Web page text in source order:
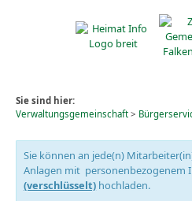
Sie sind hier:
Verwaltungsgemeinschaft>
Sie können an jede(n)
Anlagen mit personenbezogenem
(verschlüsselt) hochladen.